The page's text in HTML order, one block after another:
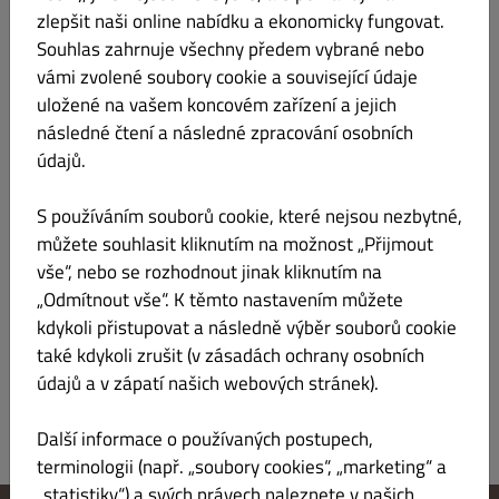
Salát Halloumi Kč 265.00
Mix salátů, rajče, ředkvička, okurek, sezamový dresink
Poke bowl s hlívou úsřičnou Kč 255.00
jasmínová rýže, edamame boby, wasabi mayo, koriandr, naše
zálivka a hromad zeleniny
zlepšit naši online nabídku a ekonomicky fungovat.
Souhlas zahrnuje všechny předem vybrané nebo
vámi zvolené soubory cookie a související údaje
uložené na vašem koncovém zařízení a jejich
následné čtení a následné zpracování osobních
údajů.
S používáním souborů cookie, které nejsou nezbytné,
můžete souhlasit kliknutím na možnost „Přijmout
vše“, nebo se rozhodnout jinak kliknutím na
„Odmítnout vše“. K těmto nastavením můžete
kdykoli přistupovat a následně výběr souborů cookie
také kdykoli zrušit (v zásadách ochrany osobních
údajů a v zápatí našich webových stránek).
Další informace o používaných postupech,
terminologii (např. „soubory cookies“, „marketing“ a